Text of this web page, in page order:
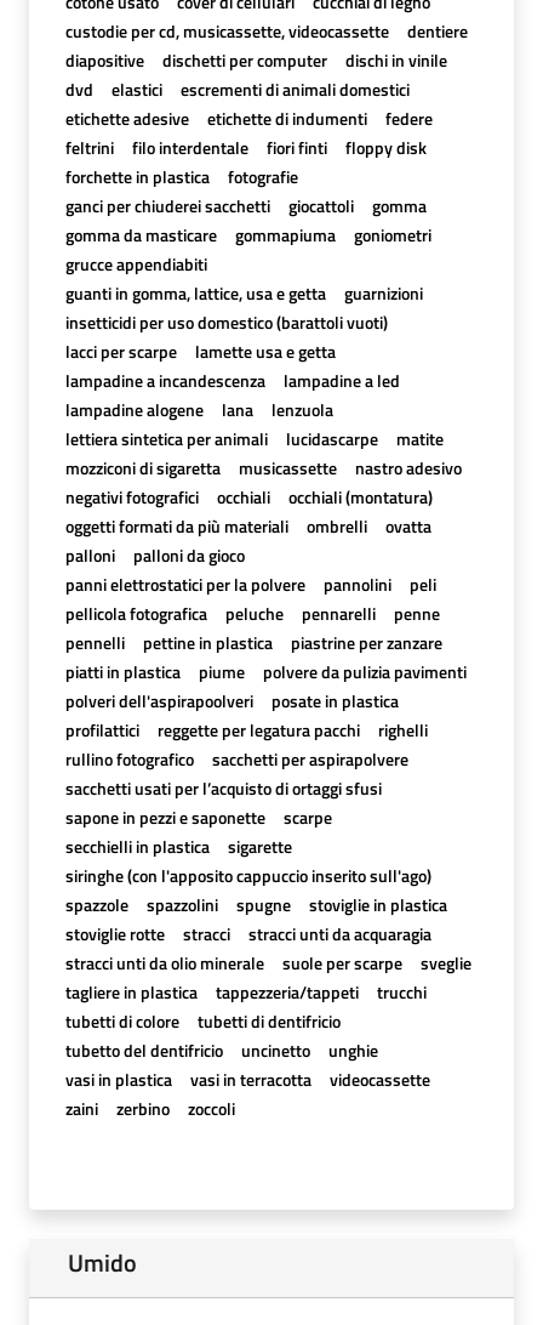
custodie per cd, musicassette, videocassette
dentiere
diapositive
dischetti per computer
dischi in vinile
dvd
elastici
escrementi di animali domestici
etichette adesive
etichette di indumenti
federe
feltrini
filo interdentale fiori finti
floppy disk
forchette in plastica
fotografie
ganci per chiuderei sacchetti
giocattoli
gomma
gomma da masticare
gommapiuma
goniometri
grucce appendiabiti
guanti in gomma, lattice, usa e getta
guarnizioni
insetticidi per uso domestico (barattoli vuoti)
lacci per scarpe
lamette usa e getta
lampadine a incandescenza
lampadine a led
lampadine alogene
lana
lenzuola
lettiera sintetica per animali
lucidascarpe
matite
mozziconi di sigaretta
musicassette
nastro adesivo
negativi fotografici
occhiali
occhiali (montatura)
oggetti formati da più materiali
ombrelli
ovatta
palloni
palloni da gioco
panni elettrostatici per la polvere
pannolini
peli
pellicola fotografica
peluche pennarelli
penne
pennelli
pettine in plastica
piastrine per zanzare
piatti in plastica
piume
polvere da pulizia pavimenti
polveri dell'aspirapoolveri
posate in plastica
profilattici
reggette per legatura pacchi
righelli
rullino fotografico
sacchetti per aspirapolvere
sacchetti usati per l’acquisto di ortaggi sfusi
sapone in pezzi e saponette
scarpe
secchielli in plastica
sigarette
siringhe (con l'apposito cappuccio inserito sull'ago)
spazzole
spazzolini spugne
stoviglie in plastica
stoviglie rotte
stracci
stracci unti da acquaragia
stracci unti da olio minerale
suole per scarpe
sveglie
tagliere in plastica
tappezzeria/tappeti
trucchi
tubetti di colore
tubetti di dentifricio
tubetto del dentifricio
uncinetto
unghie
vasi in plastica
vasi in terracotta
videocassette
zaini
zerbino zoccoli
Umido